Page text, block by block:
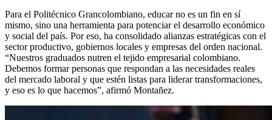
Para el Politécnico Grancolombiano, educar no es un fin en sí
mismo, sino una herramienta para potenciar el desarrollo económico
y social del país. Por eso, ha consolidado alianzas estratégicas con el
sector productivo, gobiernos locales y empresas del orden nacional.
“Nuestros graduados nutren el tejido empresarial colombiano.
Debemos formar personas que respondan a las necesidades reales
del mercado laboral y que estén listas para liderar transformaciones,
y eso es lo que hacemos”, afirmó Montañez.